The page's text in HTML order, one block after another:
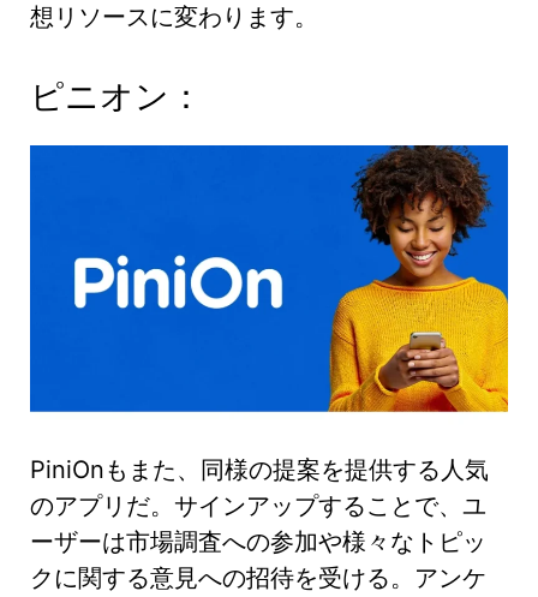
想リソースに変わります。
ピニオン：
PiniOnもまた、同様の提案を提供する人気
のアプリだ。サインアップすることで、ユ
ーザーは市場調査への参加や様々なトピッ
クに関する意見への招待を受ける。アンケ